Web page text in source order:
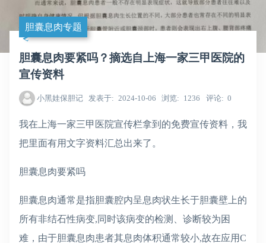
胆囊息肉专题
胆囊息肉要紧吗？摘选自上海一家三甲医院的
宣传资料
小黑娃保胆记 发表于 2024-10-06 浏览 1236 评论 0
我在上海一家三甲医院宣传栏拿到的免费宣传资料，我
把里面有用文字资料汇总出来了。
胆囊息肉要紧吗
胆囊息肉通常是指胆囊腔内呈息肉状生长于胆囊壁上的
所有非结石性病变,同时该病变的检测、诊断较为困
难，由于胆囊息肉患者其息肉体积通常较小,故在应用C